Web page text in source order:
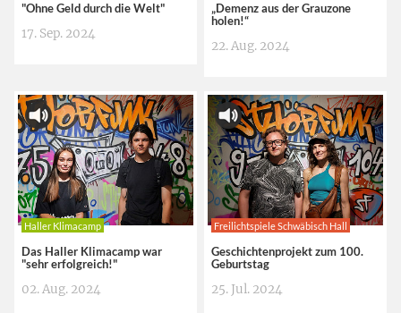
"Ohne Geld durch die Welt"
17. Sep. 2024
„Demenz aus der Grauzone
holen!“
22. Aug. 2024
Haller Klimacamp
Das Haller Klimacamp war
"sehr erfolgreich!"
02. Aug. 2024
Freilichtspiele Schwäbisch Hall
Geschichtenprojekt zum 100.
Geburtstag
25. Jul. 2024